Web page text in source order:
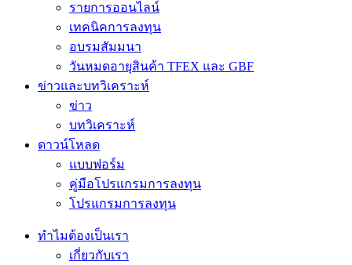
รายการออนไลน์
เทคนิคการลงทุน
อบรมสัมมนา
วันหมดอายุสินค้า TFEX และ GBF
ข่าวและบทวิเคราะห์
ข่าว
บทวิเคราะห์
ดาวน์โหลด
แบบฟอร์ม
คู่มือโปรแกรมการลงทุน
โปรแกรมการลงทุน
ทำไมต้องเป็นเรา
เกี่ยวกับเรา